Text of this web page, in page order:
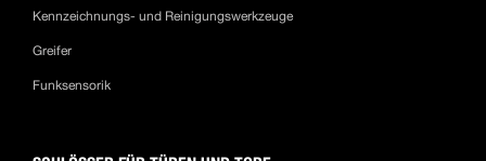
Kennzeichnungs- und Reinigungswerkzeuge
Greifer
Funksensorik